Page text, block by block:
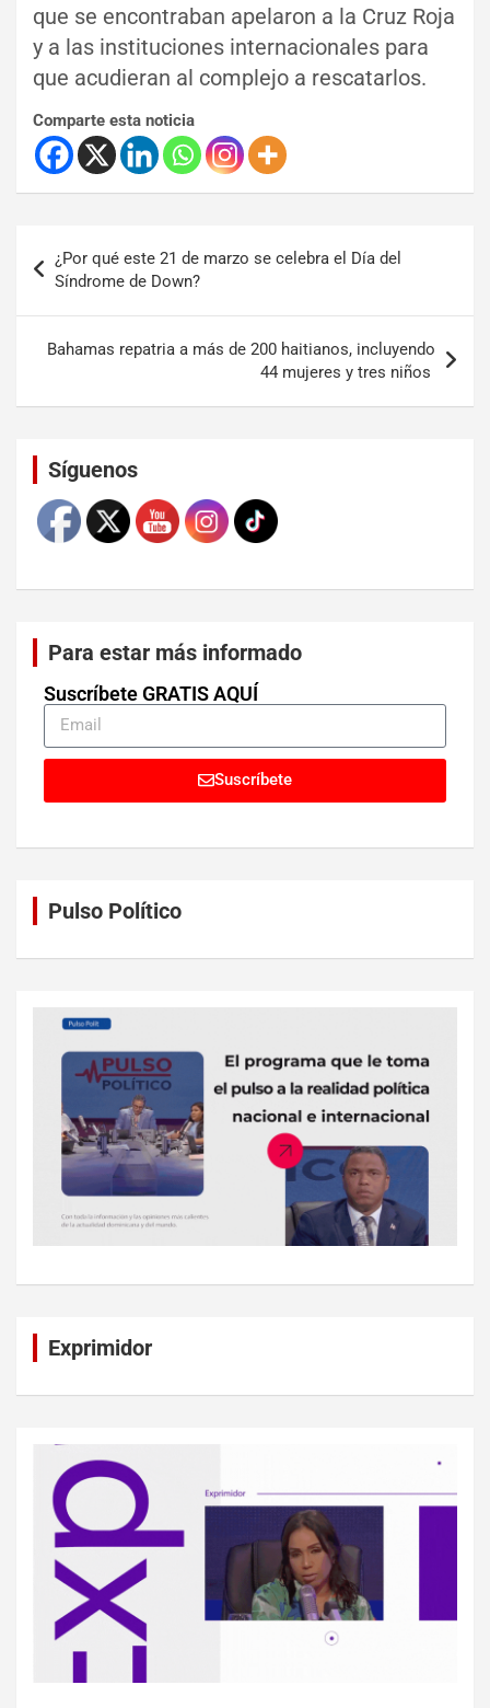
que se encontraban apelaron a la Cruz Roja
y a las instituciones internacionales para
que acudieran al complejo a rescatarlos.
Comparte esta noticia
¿Por qué este 21 de marzo se celebra el Día del
Síndrome de Down?
Bahamas repatria a más de 200 haitianos, incluyendo
44 mujeres y tres niños
Síguenos
Para estar más informado
Suscríbete GRATIS AQUÍ
Suscríbete
Pulso Político
Exprimidor